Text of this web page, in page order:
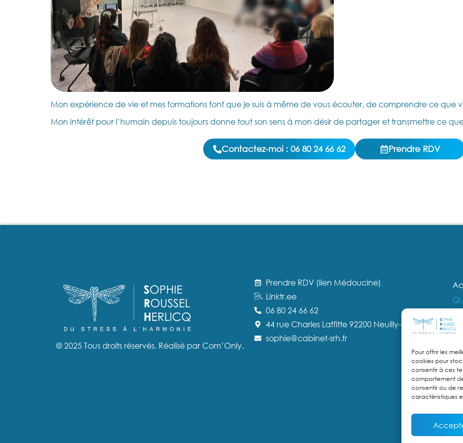
Pour offrir les
cookies pour
consentir à ces
comportement
consentir ou de
caractéristiques
Mon expérience de vie et mes formations font que je suis à même de vous écouter, de comprendre ce que
Mon intérêt pour l’humain depuis toujours donne tout son sens à mon désir de partager et transmettre ce
Contactez-moi :06 80 24 66 62 Prendre RDV
© 2025 Tous droits réservés. Réalisé par Com’Only.
Prendre RDV (lien Médoucine)
Linktr.ee
06 80 24 66 62
44 rue Charles Laffitte 92200 Neuilly-sur-Seine
sophie@cabinet-srh.fr